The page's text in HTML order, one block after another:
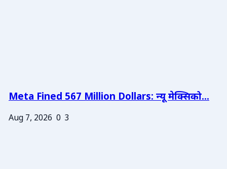
Meta Fined 567 Million Dollars: न्यू मेक्सिको...
Aug 7, 2026 0 3